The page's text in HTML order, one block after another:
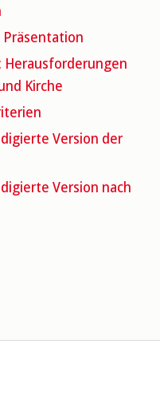
Präsentation
Herausforderungen
Kirche
Version der
Version nach